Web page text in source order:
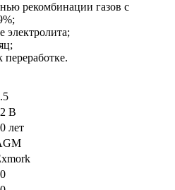
рекомбинации газов с
электролита;
В
лет